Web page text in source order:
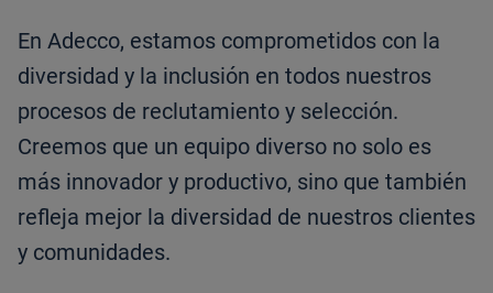
En Adecco, estamos comprometidos con la
diversidad y la inclusión en todos nuestros
procesos de reclutamiento y selección.
Creemos que un equipo diverso no solo es
más innovador y productivo, sino que también
refleja mejor la diversidad de nuestros clientes
y comunidades.